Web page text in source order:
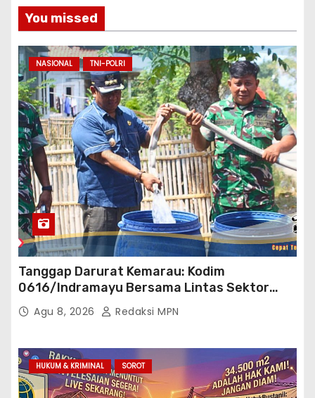
You missed
NASIONAL TNI-POLRI
Tanggap Darurat Kemarau: Kodim
0616/Indramayu Bersama Lintas Sektor
Garap Bantuan Air Bersih Bertahap
Agu 8, 2026 Redaksi MPN
HUKUM & KRIMINAL SOROT